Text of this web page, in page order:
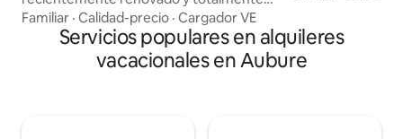
equipado para darle la bienvenida en el
corazón del pueblo más alto de Alsacia
(900 m de altitud). ¡Podrá disfrutar de la
tranquilidad de este lugar, de la vista de
Familiar · Calidad-precio · Cargador VE
Neumáticos de
cadenas o calcetines Cabaña
Servicios populares en alquileres
vacacionales en Aubure